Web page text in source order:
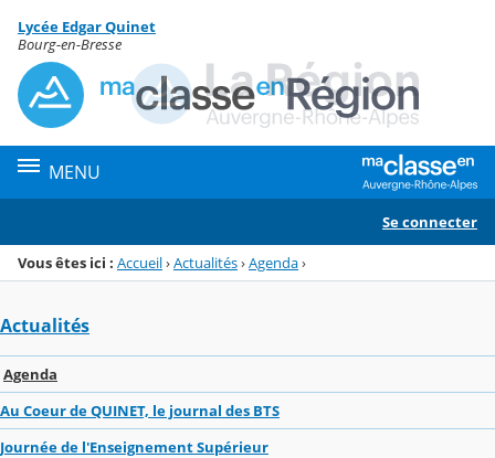
Menu de la rubrique
Contenu
Lycée Edgar Quinet
Bourg-en-Bresse
MENU
Se connecter
Vous êtes ici : Accueil›Actualités›Agenda›
Actualités
Agenda
Au Coeur de QUINET, le journal des BTS
Journée de l'Enseignement Supérieur